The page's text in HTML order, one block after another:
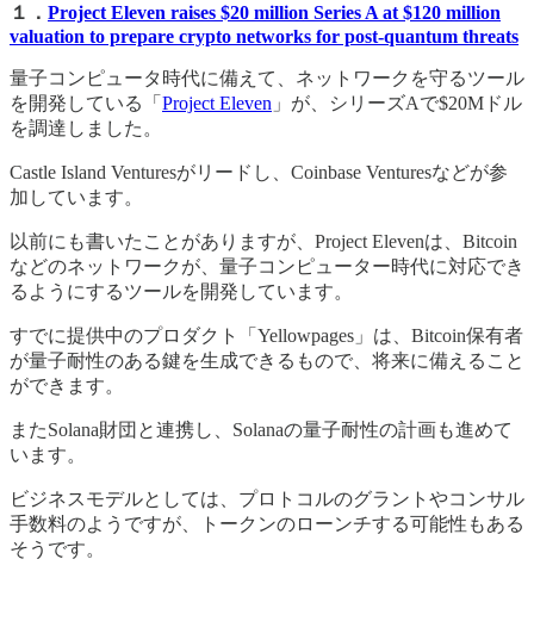
１． Project Eleven raises $20 million Series A at $120 million
valuation to prepare crypto networks for post-quantum threats
量子コンピュータ時代に備えて、ネットワークを守るツール
を開発している「 Project Eleven 」が、シリーズAで$20Mドル
を調達しました。
Castle Island Venturesがリードし、Coinbase Venturesなどが参
加しています。
以前にも書いたことがありますが、Project Elevenは、Bitcoin
などのネットワークが、量子コンピューター時代に対応でき
るようにするツールを開発しています。
すでに提供中のプロダクト「Yellowpages」は、Bitcoin保有者
が量子耐性のある鍵を生成できるもので、将来に備えること
ができます。
またSolana財団と連携し、Solanaの量子耐性の計画も進めて
います。
ビジネスモデルとしては、プロトコルのグラントやコンサル
手数料のようですが、トークンのローンチする可能性もある
そうです。